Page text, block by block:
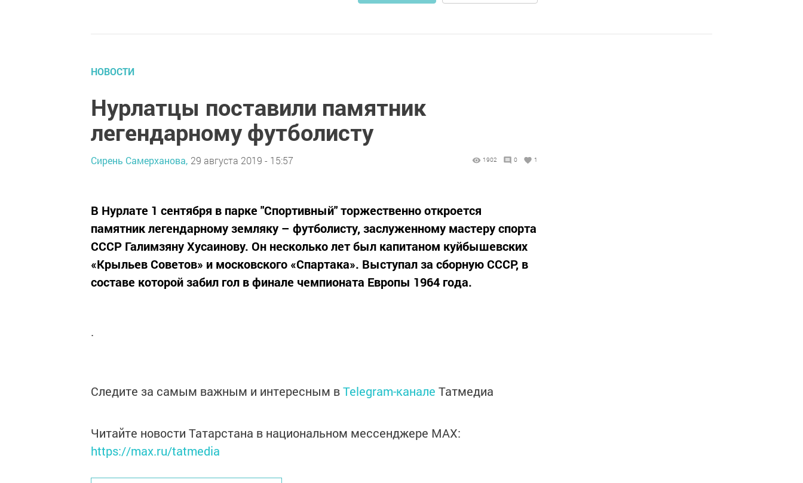
НОВОСТИ
Нурлатцы поставили памятник
легендарному футболисту
Сирень Самерханова, 29 августа 2019 - 15:57 1902 0 1
В Нурлате 1 сентября в парке "Спортивный" торжественно откроется
памятник легендарному земляку – футболисту, заслуженному мастеру спорта
СССР Галимзяну Хусаинову. Он несколько лет был капитаном куйбышевских
«Крыльев Советов» и московского «Спартака». Выступал за сборную СССР, в
составе которой забил гол в финале чемпионата Европы 1964 года.
.
Следите за самым важным и интересным вTelegram-канале Татмедиа
Читайте новости Татарстана в национальном мессенджере MАХ:
https://max.ru/tatmedia